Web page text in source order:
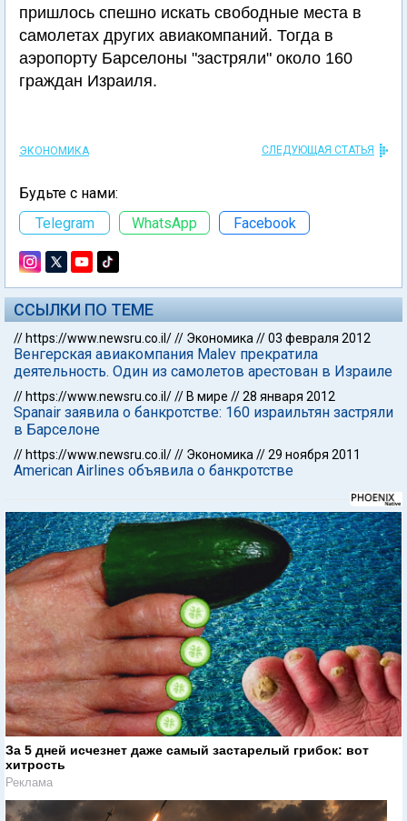
пришлось спешно искать свободные места в
самолетах других авиакомпаний. Тогда в
аэропорту Барселоны "застряли" около 160
граждан Израиля.
ЭКОНОМИКА СЛЕДУЮЩАЯ СТАТЬЯ
Будьте с нами:
Telegram
WhatsApp Facebook
ССЫЛКИ ПО ТЕМЕ
// https://www.newsru.co.il/// Экономика //03 февраля 2012
Венгерская авиакомпания Malev прекратила
деятельность. Один из самолетов арестован в Израиле
// https://www.newsru.co.il/// В мире //28 января 2012
Spanair заявила о банкротстве: 160 израильтян застряли
в Барселоне
// https://www.newsru.co.il/// Экономика //29 ноября 2011
American Airlines объявила о банкротстве
За 5 дней исчезнет даже самый застарелый грибок: вот
хитрость
Реклама